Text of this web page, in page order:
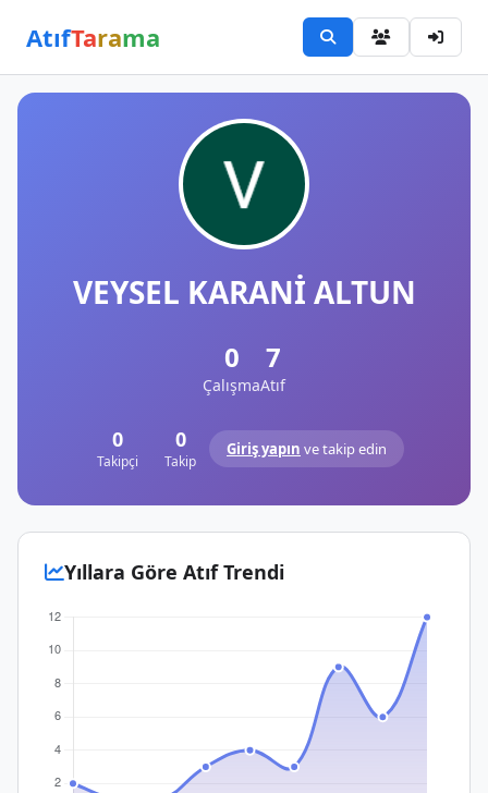
AtıfTarama
VEYSEL KARANİ ALTUN
0
Çalışma
7
Atıf
0
Takipçi
0
Takip
Giriş yapın ve takip edin
Yıllara Göre Atıf Trendi